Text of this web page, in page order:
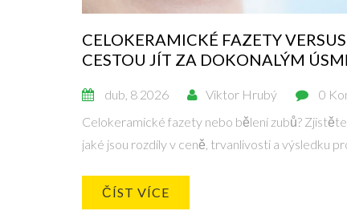
CELOKERAMICKÉ FAZETY
CESTOU JÍT ZA DOKONALÝM
dub, 8 2026 Viktor Hrubý
0
Celokeramické fazety nebo bělení zubů?
jaké jsou rozdíly v ceně, trvanlivosti a výsledku
ČÍST VÍCE